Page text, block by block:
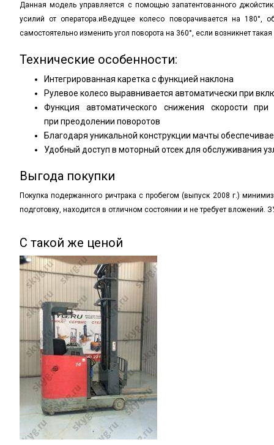
Данная модель управляется с помощью запатентованного
усилий от оператора.иВедущее колесо поворачивается на 180°,
самостоятельно изменить угол поворота на 360°, если возникнет
Технические особенности:
Интегрированная каретка с функцией наклона
Рулевое колесо выравнивается автоматически при
Функция автоматического снижения скорости
при преодолении поворотов
Благодаря уникальной конструкции мачты
Удобный доступ в моторный отсек для обслуживания
Выгода покупки
Покупка подержанного ричтрака с пробегом (выпуск 2008 г.)
подготовку, находится в отличном состоянии и не требует вложений.
С такой же ценой